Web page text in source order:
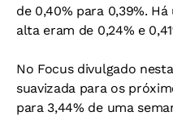
de 0,40% para 0,39%.
alta eram de 0,24% e
No Focus divulgado
suavizada para os
para 3,44% de uma